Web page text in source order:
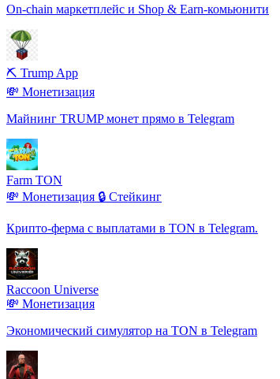
On-chain маркетплейс и Shop & Earn-комьюнити
⛏️ Trump App
💸 Монетизация
Майнинг TRUMP монет прямо в Telegram
Farm TON
💸 Монетизация 🔒 Стейкинг
Крипто-ферма с выплатами в TON в Telegram.
Raccoon Universe
💸 Монетизация
Экономический симулятор на TON в Telegram